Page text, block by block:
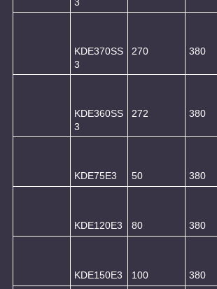
KDE370SS
3
270 380
KDE360SS
3
272 380
KDE75E3 50 380
KDE120E3 80 380
KDE150E3 100 380